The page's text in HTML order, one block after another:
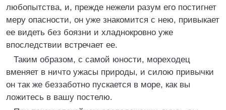
любопытства, и, прежде нежели разум его постигнет
меру опасности, он уже знакомится с нею, привыкает
ее видеть без боязни и хладнокровно уже
впоследствии встречает ее.
Таким образом, с самой юности, мореходец
вменяет в ничто ужасы природы, и силою привычки
он так же беззаботно пускается в море, как вы
ложитесь в вашу постелю.